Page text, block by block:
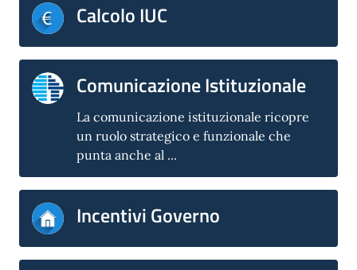
Calcolo IUC
Comunicazione Istituzionale
La comunicazione istituzionale ricopre
un ruolo strategico e funzionale che
punta anche al ...
Incentivi Governo